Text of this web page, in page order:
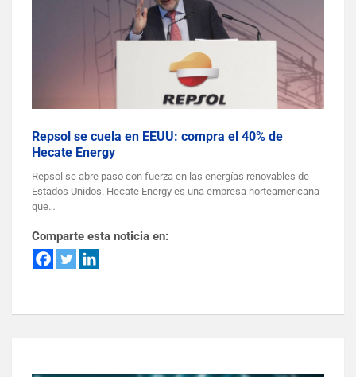
Repsol se cuela en EEUU: compra el 40% de
Hecate Energy
Repsol se abre paso con fuerza en las energías renovables de
Estados Unidos. Hecate Energy es una empresa norteamericana
que…
Comparte esta noticia en: